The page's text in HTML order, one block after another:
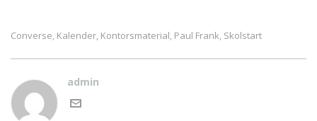
Converse, Kalender, Kontorsmaterial, Paul Frank, Skolstart
admin